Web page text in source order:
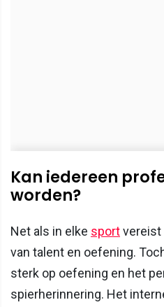
Kan iedereen
worden?
Net als in elke sportvereist
van talent en oefening.
sterk op oefening en het
spierherinnering. Het